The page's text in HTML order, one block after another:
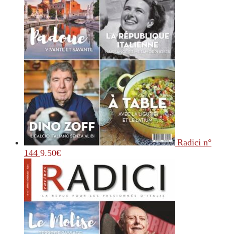
Radici n°
144 9.50€